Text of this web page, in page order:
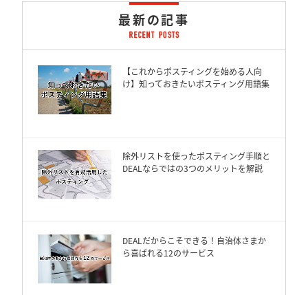
最新の記事
【これからポスティングを始める人向
け】知っておきたいポスティング用語集
除外リストを使ったポスティング手順と
DEALならではの3つのメリットを解説
DEALだからこそできる！自治体さまか
ら喜ばれる12のサービス